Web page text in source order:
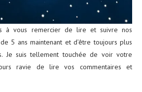
à vous remercier de lire et suivre nos
5 ans maintenant et d’être toujours plus
Je suis tellement touchée de voir votre
ravie de lire vos commentaires et